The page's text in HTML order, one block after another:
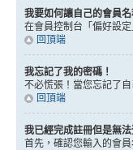
我要如何讓自己的會員
在會員控制台「偏好設
回頂端
我忘記了我的密碼！
不必慌張！當您忘記了
回頂端
我已經完成註冊但是無法
首先，確認您輸入的會